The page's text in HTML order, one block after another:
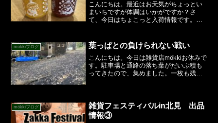
こんにちは。最近はお天気がちょっとい
まいちですが体調はいかがですか？さ
て、今日はちょこっと入荷情報です。ま
す。イチゴとミカンの2種類です。価格は
708円。ジャムの瓶にはム...
mökkiブログ 葉っぱとの負けられない戦い
こんにちは。今日は雑貨店mökkiお休みで
す。駐車場と通路の落ち葉がだいぶ積も
ってきたので、集めました。一枚も残ら
練されます(笑)。集めた...
mökkiブログ
雑貨フェスティバルin北見 出品
情報③